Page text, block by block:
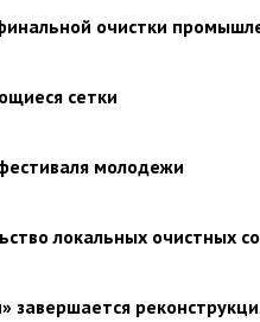
очистки
сетки
молодежи
локальных очистных